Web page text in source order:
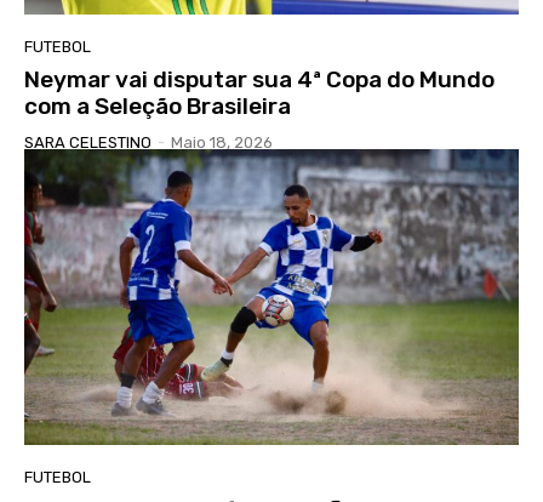
FUTEBOL
Neymar vai disputar sua 4ª Copa do Mundo
com a Seleção Brasileira
SARA CELESTINO - Maio 18, 2026
FUTEBOL